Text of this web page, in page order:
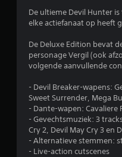
De ultieme Devil Hunter
elke actiefanaat op heeft
De Deluxe Edition bevat
personage Vergil (ook
volgende aanvullende
- Devil Breaker-wapens:
Sweet Surrender, Mega
- Dante-wapen: Cavaliere
- Gevechtsmuziek: 3
Cry 2, Devil May Cry 3 en
- Alternatieve stemmen:
- Live-action cutscenes